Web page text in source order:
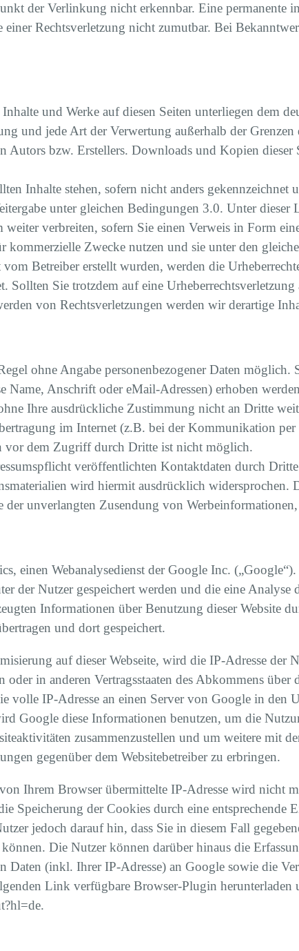
der Verlinkung nicht erkennbar. Eine permanente
Rechtsverletzung nicht zumutbar. Bei
und Werke auf diesen Seiten unterliegen dem
und jede Art der Verwertung außerhalb der Grenzen
Autors bzw. Erstellers. Downloads und Kopien
Inhalte stehen, sofern nicht anders gekennzeichnet
unter gleichen Bedingungen 3.0. Unter dieser
weiter verbreiten, sofern Sie einen Verweis in Form
kommerzielle Zwecke nutzen und sie unter den
Betreiber erstellt wurden, werden die
Sollten Sie trotzdem auf eine
von Rechtsverletzungen werden wir derartige
ohne Angabe personenbezogener Daten möglich.
Name, Anschrift oder eMail-Adressen) erhoben
Ihre ausdrückliche Zustimmung nicht an Dritte
im Internet (z.B. bei der Kommunikation
vor dem Zugriff durch Dritte ist nicht möglich.
veröffentlichten Kontaktdaten durch
wird hiermit ausdrücklich widersprochen.
unverlangten Zusendung von
einen Webanalysedienst der Google Inc.
der Nutzer gespeichert werden und die eine Analyse
Informationen über Benutzung dieser Website
und dort gespeichert.
auf dieser Webseite, wird die IP-Adresse der
in anderen Vertragsstaaten des Abkommens
volle IP-Adresse an einen Server von Google in den
Google diese Informationen benutzen, um die
zusammenzustellen und um weitere mit
gegenüber dem Websitebetreiber zu erbringen.
Ihrem Browser übermittelte IP-Adresse wird nicht
Speicherung der Cookies durch eine entsprechende
jedoch darauf hin, dass Sie in diesem Fall
Die Nutzer können darüber hinaus die
Daten (inkl. Ihrer IP-Adresse) an Google sowie die
Link verfügbare Browser-Plugin herunterladen